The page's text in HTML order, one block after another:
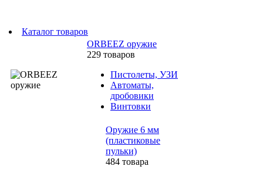
Каталог товаров
ORBEEZ оружие
229 товаров
Пистолеты, УЗИ
Автоматы,
дробовики
Винтовки
Оружие 6 мм
(пластиковые
пульки)
484 товара